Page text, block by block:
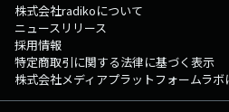
株式会社radikoについて
ニュースリリース
採用情報
特定商取引に関する法律に基づく表示
株式会社メディアプラットフォームラボ